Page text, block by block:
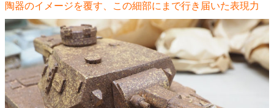
陶器のイメージを覆す、この細部にまで行き届いた表現力